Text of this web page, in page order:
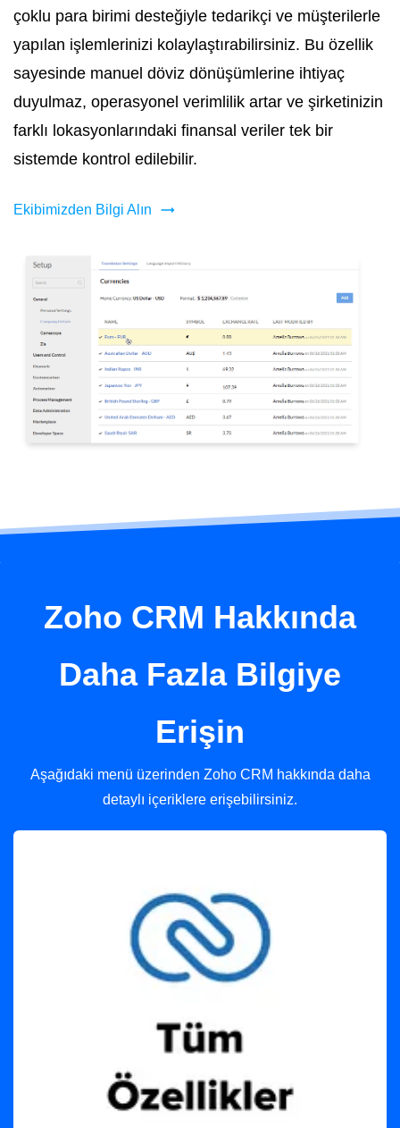
çoklu para birimi desteğiyle tedarikçi ve müşterilerle
yapılan işlemlerinizi kolaylaştırabilirsiniz. Bu özellik
sayesinde manuel döviz dönüşümlerine ihtiyaç
duyulmaz, operasyonel verimlilik artar ve şirketinizin
farklı lokasyonlarındaki finansal veriler tek bir
sistemde kontrol edilebilir.
Ekibimizden Bilgi Alın
Zoho CRM Hakkında
Daha Fazla Bilgiye
Erişin
Aşağıdaki menü üzerinden Zoho CRM hakkında daha
detaylı içeriklere erişebilirsiniz.